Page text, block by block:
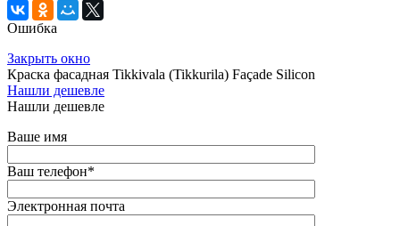
Ошибка
Закрыть окно
Краска фасадная Tikkivala (Tikkurila) Façade Silicon
Нашли дешевле
Нашли дешевле
Ваше имя
Ваш телефон*
Электронная почта